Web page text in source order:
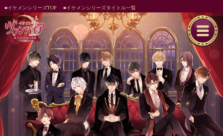
■イケメンシリーズTOP ■イケメンシリーズタイトル一覧